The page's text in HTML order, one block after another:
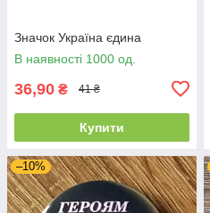
Значок Україна єдина
В наявності 1000 од.
36,90 ₴ 41 ₴
Купити
–10%